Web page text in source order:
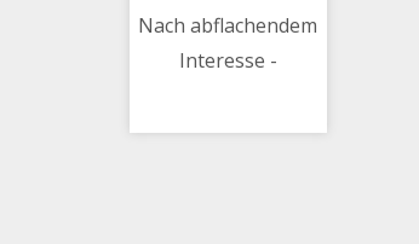
Nach abflachendem
Interesse -
für Android